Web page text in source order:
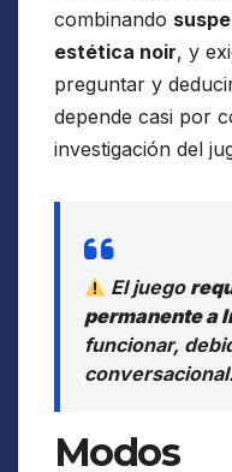
combinando
estética noir, y
preguntar y
depende casi por
investigación del
El juego
permanente a
funcionar,
Modos